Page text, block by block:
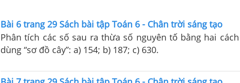
Bài 6 trang 29 Sách bài tập Toán 6 - Chân trời sáng tạo
Phân tích các số sau ra thừa số nguyên tố bằng hai cách
dùng “sơ đồ cây”: a) 154; b) 187; c) 630.